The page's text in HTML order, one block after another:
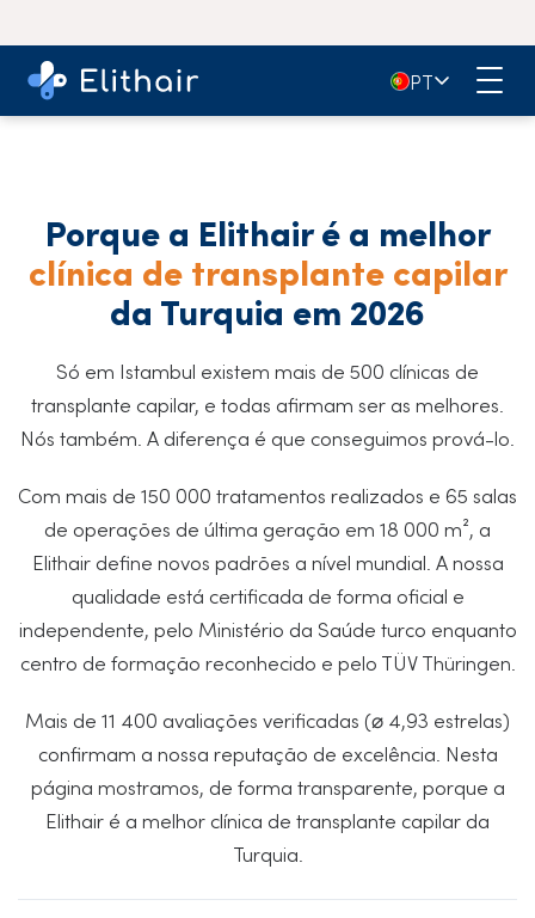
🇵🇹PT
Porque a Elithair é a melhor
clínica de transplante capilar
da Turquia em 2026
Só em Istambul existem mais de 500 clínicas de
transplante capilar, e todas afirmam ser as melhores.
Nós também. A diferença é que conseguimos prová-lo.
Com mais de 150 000 tratamentos realizados e 65 salas
de operações de última geração em 18 000 m², a
Elithair define novos padrões a nível mundial. A nossa
qualidade está certificada de forma oficial e
independente, pelo Ministério da Saúde turco enquanto
centro de formação reconhecido e pelo TÜV Thüringen.
Mais de 11 400 avaliações verificadas (⌀ 4,93 estrelas)
confirmam a nossa reputação de excelência. Nesta
página mostramos, de forma transparente, porque a
Elithair é a melhor clínica de transplante capilar da
Turquia.